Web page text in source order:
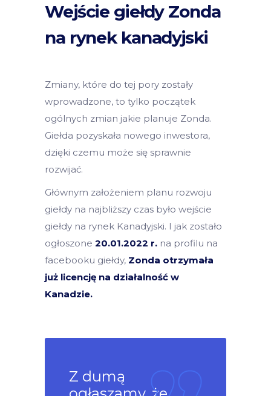
Wejście giełdy Zonda
na rynek kanadyjski
Zmiany, które do tej pory zostały
wprowadzone, to tylko początek
ogólnych zmian jakie planuje Zonda.
Giełda pozyskała nowego inwestora,
dzięki czemu może się sprawnie
rozwijać.
Głównym założeniem planu rozwoju
giełdy na najbliższy czas było wejście
giełdy na rynek Kanadyjski. I jak zostało
ogłoszone 20.01.2022 r. na profilu na
facebooku giełdy, Zonda otrzymała
już licencję na działalność w
Kanadzie.
Z dumą